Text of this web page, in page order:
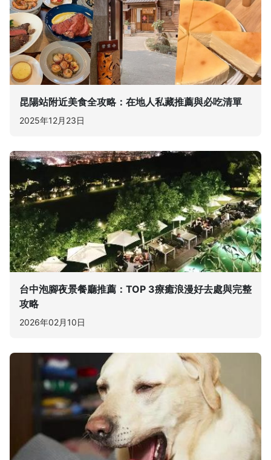
昆陽站附近美食全攻略：在地人私藏推薦與必吃清單
2025年12月23日
台中泡腳夜景餐廳推薦：TOP 3療癒浪漫好去處與完整
攻略
2026年02月10日